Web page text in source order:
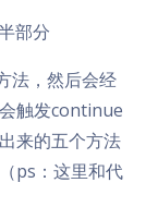
部分
法，然后会经
触发continue
来的五个方法
ps：这里和代